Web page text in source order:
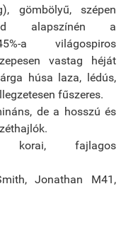
gömbölyű, szépen
alapszínén a
a világospiros
vastag héját
húsa laza, lédús,
fűszeres.
de a hosszú és
korai, fajlagos
Jonathan M41,